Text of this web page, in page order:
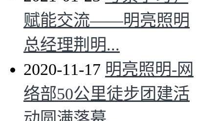
赋能交流——明亮照明
总经理荆明...
2020-11-17 明亮照明-网
络部50公里徒步团建活